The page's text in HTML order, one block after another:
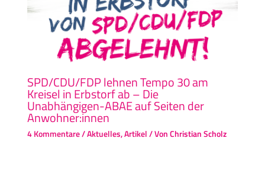
SPD/CDU/FDP lehnen Tempo 30 am
Kreisel in Erbstorf ab – Die
Unabhängigen-ABAE auf Seiten der
Anwohner:innen
4 Kommentare/Aktuelles,Artikel/ VonChristian Scholz